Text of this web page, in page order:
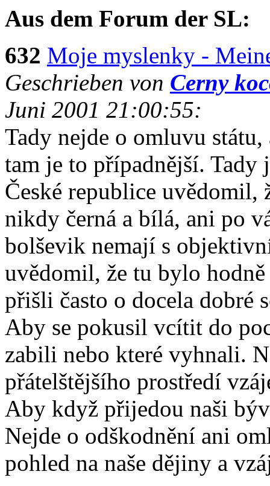
Aus dem Forum der SL:
632 Moje myslenky -
Geschrieben von Cerny
Juni 2001 21:00:55:
Tady nejde o omluvu
tam je to případnější.
České republice uvědomil,
nikdy černá a bílá, ani po
bolševik nemají s
uvědomil, že tu bylo
přišli často o docela dobré
Aby se pokusil vcítit do
zabili nebo které vyhnali.
přátelštějšího prostředí
Aby když přijedou naši
Nejde o odškodnění ani
pohled na naše dějiny a